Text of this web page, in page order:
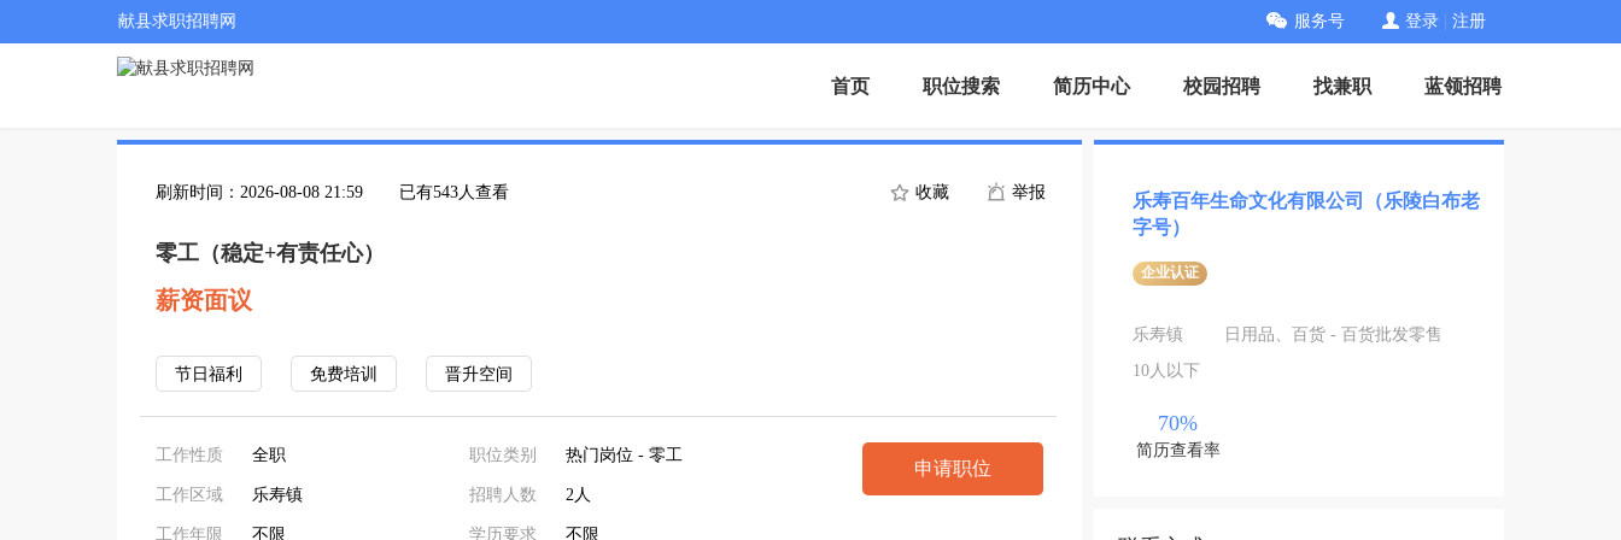
献县求职招聘网 服务号 登录 注册
首页 职位搜索 简历中心 校园招聘 找兼职 蓝领招聘
刷新时间：2026-08-08 21:59 已有543人查看 收藏 举报
零工（稳定+有责任心）
薪资面议
节日福利 免费培训 晋升空间
工作性质 全职
工作区域 乐寿镇
工作年限 不限
职位类别 热门岗位 - 零工
招聘人数 2人
学历要求 不限
申请职位
乐寿百年生命文化有限公司（乐陵白布老
字号）
企业认证
乐寿镇
日用品、百货 - 百货批发零售
10人以下
70%
简历查看率